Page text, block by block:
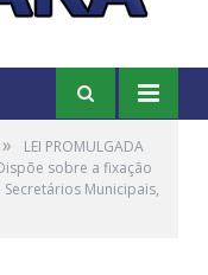
»
LEI PROMULGADA
sobre a fixação
Municipais,